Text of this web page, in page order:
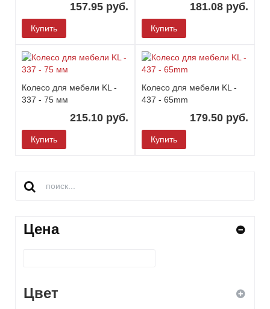
157.95 руб.
Купить
181.08 руб.
Купить
Колесо для мебели KL -
337 - 75 мм
215.10 руб.
Купить
Колесо для мебели KL -
437 - 65mm
179.50 руб.
Купить
Цена
Цвет